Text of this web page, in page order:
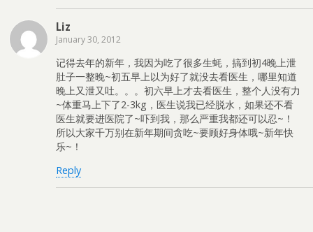
Liz
January 30, 2012
记得去年的新年，我因为吃了很多生蚝，搞到初4晚上泄
肚子一整晚~初五早上以为好了就没去看医生，哪里知道
晚上又泄又吐。。。初六早上才去看医生，整个人没有力
~体重马上下了2-3kg，医生说我已经脱水，如果还不看
医生就要进医院了~吓到我，那么严重我都还可以忍~！
所以大家千万别在新年期间贪吃~要顾好身体哦~新年快
乐~！
Reply